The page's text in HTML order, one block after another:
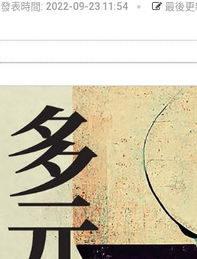
發表時間: 2022-09-23 11:54 最後